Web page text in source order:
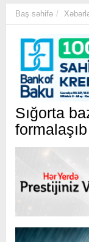
Baş səhifə
Sığorta
formalaşıb